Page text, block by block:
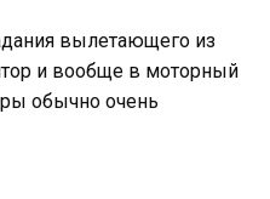
вылетающего из
и вообще в моторный
обычно очень